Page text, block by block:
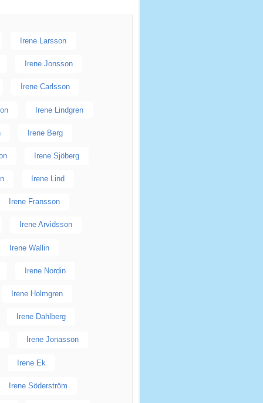
Irene Larsson
Irene Jonsson
Irene Carlsson
Irene Lindgren
Irene Berg
Irene Sjöberg
Irene Lind
Irene Fransson
Irene Arvidsson
Irene Wallin
Irene Nordin
Irene Holmgren
Irene Dahlberg
Irene Jonasson
Irene Ek
Irene Söderström